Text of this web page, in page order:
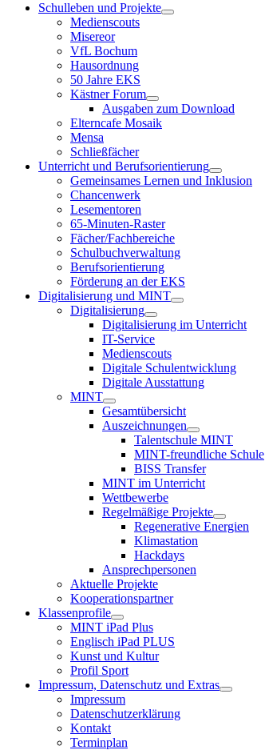
Schulleben und Projekte
Medienscouts
Misereor
VfL Bochum
Hausordnung
50 Jahre EKS
Kästner Forum
Ausgaben zum Download
Elterncafe Mosaik
Mensa
Schließfächer
Unterricht und Berufsorientierung
Gemeinsames Lernen und Inklusion
Chancenwerk
Lesementoren
65-Minuten-Raster
Fächer/Fachbereiche
Schulbuchverwaltung
Berufsorientierung
Förderung an der EKS
Digitalisierung und MINT
Digitalisierung
Digitalisierung im Unterricht
IT-Service
Medienscouts
Digitale Schulentwicklung
Digitale Ausstattung
MINT
Gesamtübersicht
Auszeichnungen
Talentschule MINT
MINT-freundliche Schule
BISS Transfer
MINT im Unterricht
Wettbewerbe
Regelmäßige Projekte
Regenerative Energien
Klimastation
Hackdays
Ansprechpersonen
Aktuelle Projekte
Kooperationspartner
Klassenprofile
MINT iPad Plus
Englisch iPad PLUS
Kunst und Kultur
Profil Sport
Impressum, Datenschutz und Extras
Impressum
Datenschutzerklärung
Kontakt
Terminplan